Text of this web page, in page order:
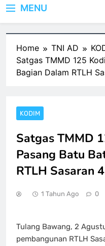
MENU
Home TNI AD
Satgas TMMD 125
Bagian Dalam RTLH
KODIM
Satgas TMMD
Pasang Batu
RTLH Sasaran
1 Tahun Ago 0
Tulang Bawang, 2
pembangunan RTLH